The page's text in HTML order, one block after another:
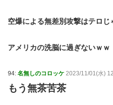
空爆による無差別攻撃はテロじ
アメリカの洗脳に過ぎないｗｗ
94: 名無しのコロッケ 2023/11/01(水)
もう無茶苦茶